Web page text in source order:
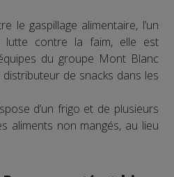
le gaspillage alimentaire, l’un
lutte contre la faim, elle est
du groupe Mont Blanc
distributeur de snacks dans les
d’un frigo et de plusieurs
aliments non mangés, au lieu